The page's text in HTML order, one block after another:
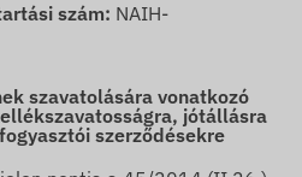
szám: NAIH-
szavatolására vonatkozó
jótállásra
szerződésekre